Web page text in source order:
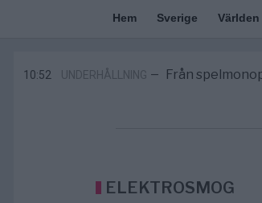
Hem Sverige Världen
10:52 UNDERHÅLLNING — Från
ELEKTROSMOG